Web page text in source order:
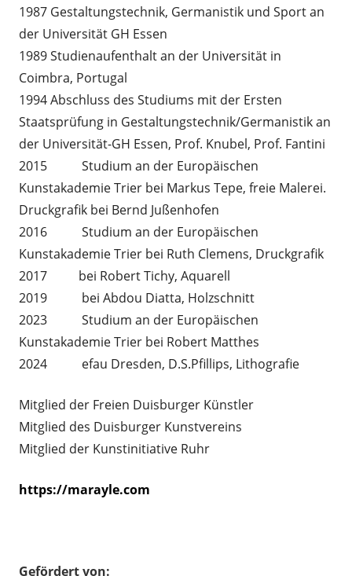
1987 Gestaltungstechnik, Germanistik und Sport an
der Universität GH Essen
1989 Studienaufenthalt an der Universität in
Coimbra, Portugal
1994 Abschluss des Studiums mit der Ersten
Staatsprüfung in Gestaltungstechnik/Germanistik an
der Universität-GH Essen, Prof. Knubel, Prof. Fantini
2015 Studium an der Europäischen
Kunstakademie Trier bei Markus Tepe, freie Malerei.
Druckgrafik bei Bernd Jußenhofen
2016 Studium an der Europäischen
Kunstakademie Trier bei Ruth Clemens, Druckgrafik
2017 bei Robert Tichy, Aquarell
2019 bei Abdou Diatta, Holzschnitt
2023 Studium an der Europäischen
Kunstakademie Trier bei Robert Matthes
2024 efau Dresden, D.S.Pfillips, Lithografie
Mitglied der Freien Duisburger Künstler
Mitglied des Duisburger Kunstvereins
Mitglied der Kunstinitiative Ruhr
https://marayle.com
Gefördert von: